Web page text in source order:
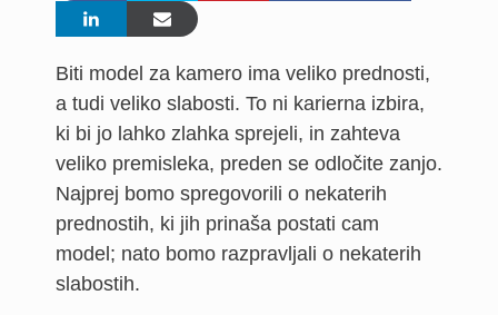
Biti model za kamero ima veliko prednosti,
a tudi veliko slabosti. To ni karierna izbira,
ki bi jo lahko zlahka sprejeli, in zahteva
veliko premisleka, preden se odločite zanjo.
Najprej bomo spregovorili o nekaterih
prednostih, ki jih prinaša postati cam
model; nato bomo razpravljali o nekaterih
slabostih.